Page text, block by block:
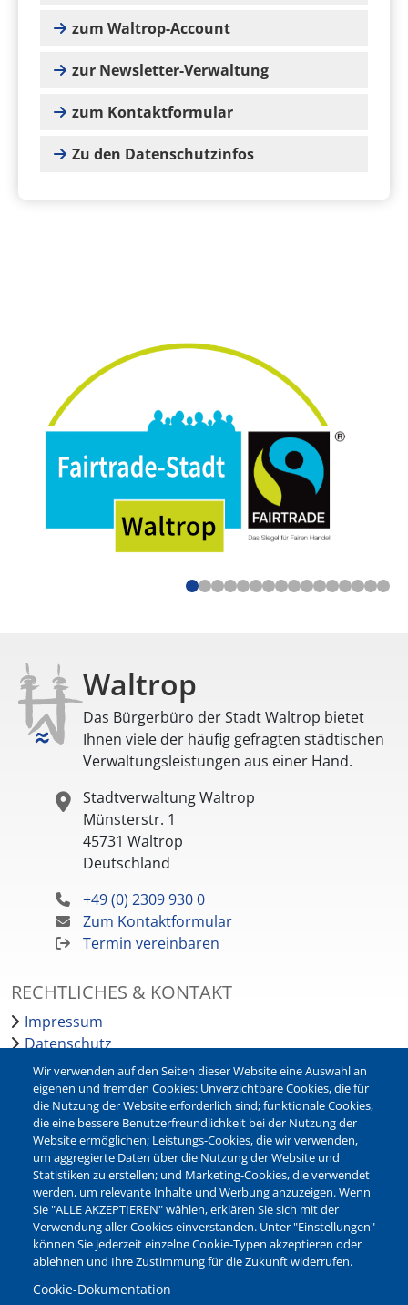
zum Waltrop-Account
zur Newsletter-Verwaltung
zum Kontaktformular
Zu den Datenschutzinfos
Waltrop
Das Bürgerbüro der Stadt Waltrop bietet
Ihnen viele der häufig gefragten städtischen
Verwaltungsleistungen aus einer Hand.
Stadtverwaltung Waltrop
Münsterstr. 1
45731 Waltrop
Deutschland
+49 (0) 2309 930 0
Zum Kontaktformular
Termin vereinbaren
RECHTLICHES & KONTAKT
Impressum
Datenschutz
Barrierefreiheit
Leichte Sprache
Bankverbindungen
Pressestelle
Kontakt
NEWSLETTER
Jetzt die verschiedenen Newsletter der Stadt Waltrop
abonnieren:
Newsletter verwalten
Wir verwenden auf den Seiten dieser Website eine Auswahl an
eigenen und fremden Cookies: Unverzichtbare Cookies, die für
die Nutzung der Website erforderlich sind; funktionale Cookies,
die eine bessere Benutzerfreundlichkeit bei der Nutzung der
Website ermöglichen; Leistungs-Cookies, die wir verwenden,
um aggregierte Daten über die Nutzung der Website und
Statistiken zu erstellen; und Marketing-Cookies, die verwendet
werden, um relevante Inhalte und Werbung anzuzeigen. Wenn
Sie "ALLE AKZEPTIEREN" wählen, erklären Sie sich mit der
Verwendung aller Cookies einverstanden. Unter "Einstellungen"
können Sie jederzeit einzelne Cookie-Typen akzeptieren oder
ablehnen und Ihre Zustimmung für die Zukunft widerrufen.
Cookie-Dokumentation